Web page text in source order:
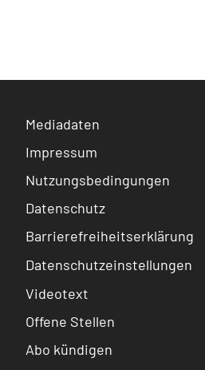
Mediadaten
Impressum
Nutzungsbedingungen
Datenschutz
Barrierefreiheitserklärung
Datenschutzeinstellungen
Videotext
Offene Stellen
Abo kündigen